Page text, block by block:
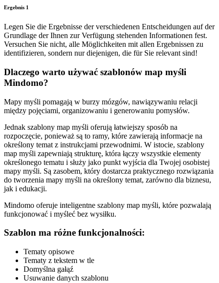
Ergebnis 1
Legen Sie die Ergebnisse der verschiedenen Entscheidungen auf der
Grundlage der Ihnen zur Verfügung stehenden Informationen fest.
Versuchen Sie nicht, alle Möglichkeiten mit allen Ergebnissen zu
identifizieren, sondern nur diejenigen, die für Sie relevant sind!
Dlaczego warto używać szablonów map myśli
Mindomo?
Mapy myśli pomagają w burzy mózgów, nawiązywaniu relacji
między pojęciami, organizowaniu i generowaniu pomysłów.
Jednak szablony map myśli oferują łatwiejszy sposób na
rozpoczęcie, ponieważ są to ramy, które zawierają informacje na
określony temat z instrukcjami przewodnimi. W istocie, szablony
map myśli zapewniają strukturę, która łączy wszystkie elementy
określonego tematu i służy jako punkt wyjścia dla Twojej osobistej
mapy myśli. Są zasobem, który dostarcza praktycznego rozwiązania
do tworzenia mapy myśli na określony temat, zarówno dla biznesu,
jak i edukacji.
Mindomo oferuje inteligentne szablony map myśli, które pozwalają
funkcjonować i myśleć bez wysiłku.
Szablon ma różne funkcjonalności:
Tematy opisowe
Tematy z tekstem w tle
Domyślna gałąź
Usuwanie danych szablonu